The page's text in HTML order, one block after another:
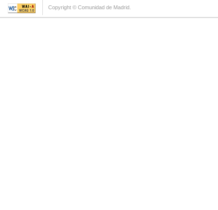
Copyright © Comunidad de Madrid.